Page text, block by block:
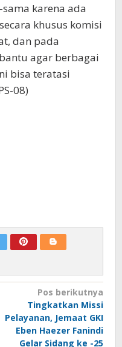
karena ada
khusus komisi
dan pada
agar berbagai
bisa teratasi
08)
Pos berikutnya
Tingkatkan Missi
Pelayanan, Jemaat GKI
Eben Haezer Fanindi
Gelar Sidang ke -25